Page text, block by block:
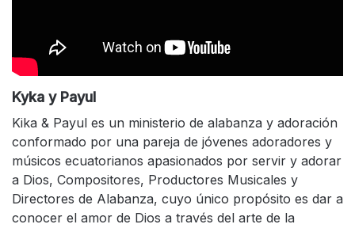
Kyka y Payul
Kika & Payul es un ministerio de alabanza y adoración
conformado por una pareja de jóvenes adoradores y
músicos ecuatorianos apasionados por servir y adorar
a Dios, Compositores, Productores Musicales y
Directores de Alabanza, cuyo único propósito es dar a
conocer el amor de Dios a través del arte de la